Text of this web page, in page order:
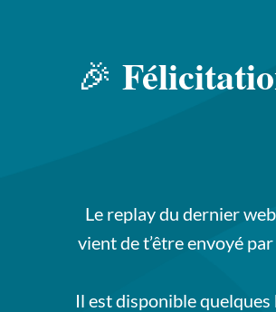
🎉
Le replay du dernier
vient de t’être envoyé
Il est disponible quelques